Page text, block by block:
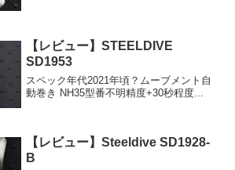
【レビュー】STEELDIVE
SD1953
スペック年代2021年頃？ムーブメント自
動巻き NH35型番不明精度+30秒程度...
【レビュー】Steeldive SD1928-
B